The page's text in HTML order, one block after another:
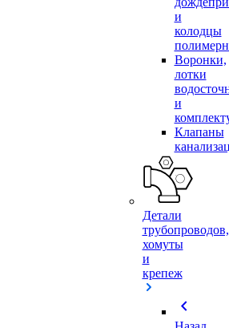
и
колодцы
Воронки,
лотки
и
Клапаны
Детали
трубопроводов,
хомуты
и
крепеж
chevron_left